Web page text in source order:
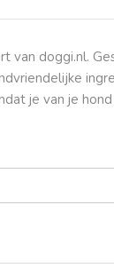
van doggi.nl.
je van je